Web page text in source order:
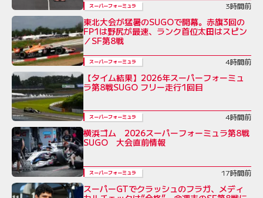
スーパーフォーミュラ 3時間前
東北大会が猛暑のSUGOで開幕。赤旗3回の
FP1は野尻が最速、ランク首位太田はスピン
／SF第8戦
スーパーフォーミュラ 4時間前
【タイム結果】2026年スーパーフォーミュ
ラ第8戦SUGO フリー走行1回目
スーパーフォーミュラ 4時間前
横浜ゴム 2026スーパーフォーミュラ第8戦
SUGO 大会直前情報
スーパーフォーミュラ 17時間前
スーパーGTでクラッシュのフラガ、メディ